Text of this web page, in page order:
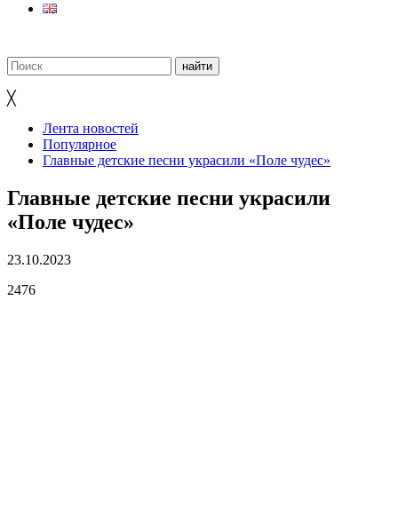
╳
Лента новостей
Популярное
Главные детские песни украсили «Поле чудес»
Главные детские песни украсили
«Поле чудес»
23.10.2023
2476